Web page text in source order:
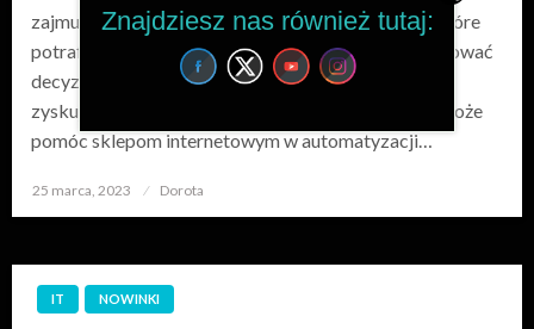
zajmuje się tworzeniem inteligentnych systemów, które
potrafią uczyć się, przetwarzać informacje i podejmować
decyzje na podstawie danych. W ostatnich latach AI
zyskuje na popularności w e-commerce, ponieważ może
pomóc sklepom internetowym w automatyzacji…
Opublikowane
25 marca, 2023 Dorota
IT NOWINKI
Znajdziesz nas również tutaj: